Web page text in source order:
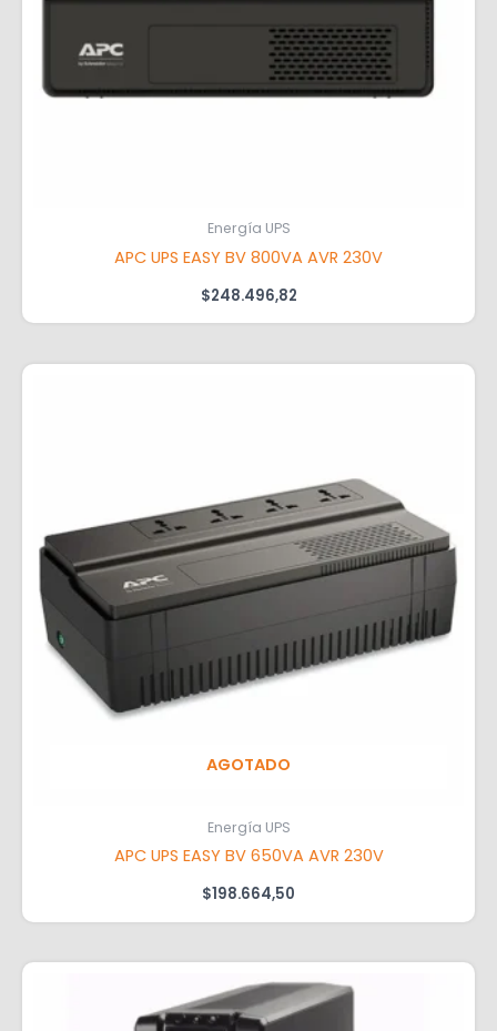
Energía UPS
APC UPS EASY BV 800VA AVR 230V
$248.496,82
AGOTADO
Energía UPS
APC UPS EASY BV 650VA AVR 230V
$198.664,50